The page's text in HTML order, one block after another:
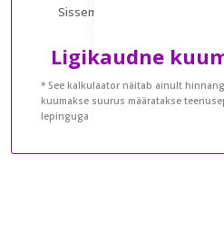
Sissemakse:
Ligikaudne
* See kalkulaator näitab ainult
kuumakse suurus määratakse
lepinguga